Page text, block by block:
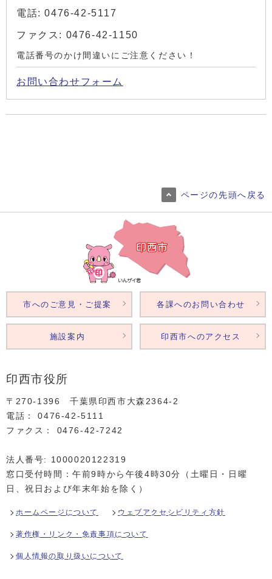
電話: 0476-42-5117
ファクス: 0476-42-1150
電話番号のかけ間違いにご注意ください！
お問い合わせフォーム
ページの先頭へ戻る
印西市役所
〒270-1396 千葉県印西市大森2364‐2
電話： 0476‐42‐5111
ファクス： 0476‐42‐7242
法人番号: 1000020122319
窓口受付時間：午前9時から午後4時30分（土曜日・日曜
日、祝日および年末年始を除く）
ホームページについて ウェブアクセシビリティ方針
著作権・リンク・免責事項について
個人情報の取り扱いについて
市へのご意見・ご提案 各課へのお問い合わせ
施設案内 印西市へのアクセス